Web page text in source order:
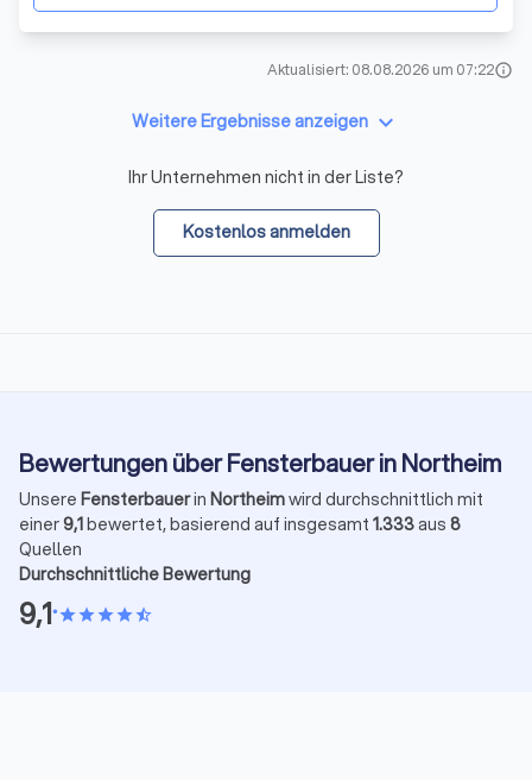
Aktualisiert: 08.08.2026 um 07:22info
Weitere Ergebnisse anzeigen keyboard_arrow_down
Ihr Unternehmen nicht in der Liste?
Kostenlos anmelden
Bewertungen über Fensterbauer in Northeim
Unsere Fensterbauerin Northeimwird durchschnittlich mit
einer9,1bewertet, basierend auf insgesamt 1.333aus 8
Quellen
Durchschnittliche Bewertung
9,1•starstarstarstarstar_half